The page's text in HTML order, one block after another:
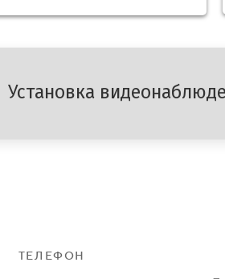
Установка
ТЕЛЕФОН